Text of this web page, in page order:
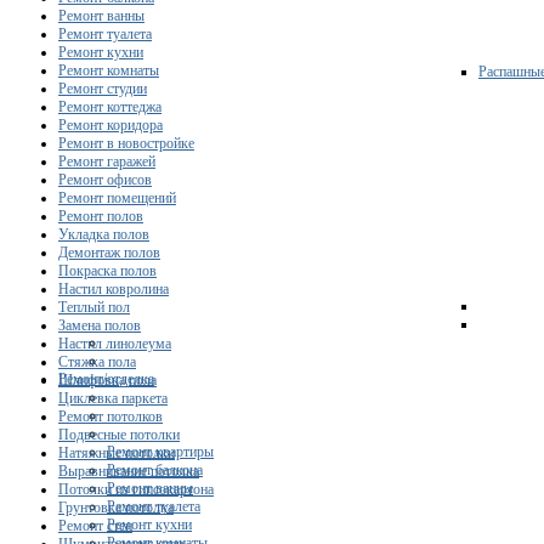
Ремонт/отделка
Ремонт квартиры
Ремонт балкона
Ремонт ванны
Ремонт туалета
Ремонт кухни
Ремонт ванны
Ремонт туалета
Ремонт кухни
Ремонт комнаты
Ремонт студии
Ремонт коттеджа
Ремонт коридора
Ремонт в новостройке
Ремонт гаражей
Ремонт офисов
Ремонт помещений
Ремонт полов
Укладка полов
Демонтаж полов
Покраска полов
Настил ковролина
Теплый пол
Замена полов
Настил линолеума
Стяжка пола
Шлифовка пола
Циклевка паркета
Ремонт потолков
Подвесные потолки
Натяжные потолки
Выравнивание потолка
Потолки из гипсокартона
Грунтовка потолка
Ремонт стен